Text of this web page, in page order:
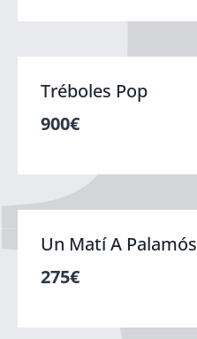
Tréboles Pop
900€
Un Matí A Palamós
275€